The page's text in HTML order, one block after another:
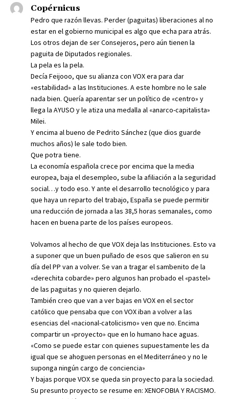
Copérnicus
Pedro que razón llevas. Perder (paguitas) liberaciones al no
estar en el gobierno municipal es algo que echa para atrás.
Los otros dejan de ser Consejeros, pero aún tienen la
paguita de Diputados regionales.
La pela es la pela.
Decía Feijooo, que su alianza con VOX era para dar
«estabilidad» a las Instituciones. A este hombre no le sale
nada bien. Quería aparentar ser un político de «centro» y
llega la AYUSO y le atiza una medalla al «anarco-capitalista»
Milei.
Y encima al bueno de Pedrito Sánchez (que dios guarde
muchos años) le sale todo bien.
Que potra tiene.
La economía española crece por encima que la media
europea, baja el desempleo, sube la afiliación a la seguridad
social…y todo eso. Y ante el desarrollo tecnológico y para
que haya un reparto del trabajo, España se puede permitir
una reducción de jornada a las 38,5 horas semanales, como
hacen en buena parte de los países europeos.
Volvamos al hecho de que VOX deja las Instituciones. Esto va
a suponer que un buen puñado de esos que salieron en su
día del PP van a volver. Se van a tragar el sambenito de la
«derechita cobarde» pero algunos han probado el «pastel»
de las paguitas y no quieren dejarlo.
También creo que van a ver bajas en VOX en el sector
católico que pensaba que con VOX iban a volver a las
esencias del «nacional-catolicismo» ven que no. Encima
compartir un «proyecto» que en lo humano hace aguas.
«Como se puede estar con quienes supuestamente les da
igual que se ahoguen personas en el Mediterráneo y no le
suponga ningún cargo de conciencia»
Y bajas porque VOX se queda sin proyecto para la sociedad.
Su presunto proyecto se resume en: XENOFOBIA Y RACISMO.